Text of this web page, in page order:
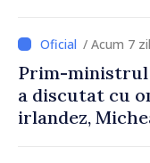
Cooperare al
Republica/ Acum 7
Prim-ministrul
a discutat cu
irlandez,